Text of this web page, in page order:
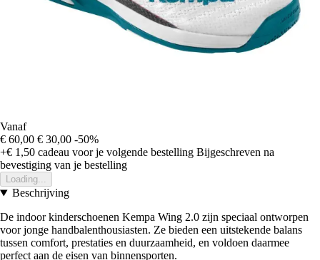
Vanaf
€ 60,00 € 30,00 -50%
+€ 1,50 cadeau voor je volgende bestelling Bijgeschreven na
bevestiging van je bestelling
Loading...
Beschrijving
De indoor kinderschoenen Kempa Wing 2.0 zijn speciaal ontworpen
voor jonge handbalenthousiasten. Ze bieden een uitstekende balans
tussen comfort, prestaties en duurzaamheid, en voldoen daarmee
perfect aan de eisen van binnensporten.